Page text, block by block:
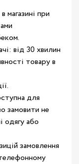
магазині при
від 30 хвилин
товару в
для
замовити не
одягу або
замовлення